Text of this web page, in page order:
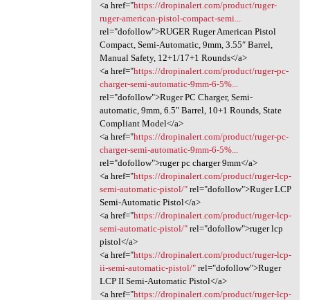
<a href="https://dropinalert.com/product/ruger-
ruger-american-pistol-compact-semi...
rel="dofollow">RUGER Ruger American Pistol
Compact, Semi-Automatic, 9mm, 3.55″ Barrel,
Manual Safety, 12+1/17+1 Rounds</a>
<a href="https://dropinalert.com/product/ruger-pc-
charger-semi-automatic-9mm-6-5%...
rel="dofollow">Ruger PC Charger, Semi-
automatic, 9mm, 6.5″ Barrel, 10+1 Rounds, State
Compliant Model</a>
<a href="https://dropinalert.com/product/ruger-pc-
charger-semi-automatic-9mm-6-5%...
rel="dofollow">ruger pc charger 9mm</a>
<a href="https://dropinalert.com/product/ruger-lcp-
semi-automatic-pistol/"rel="dofollow">Ruger LCP
Semi-Automatic Pistol</a>
<a href="https://dropinalert.com/product/ruger-lcp-
semi-automatic-pistol/"rel="dofollow">ruger lcp
pistol</a>
<a href="https://dropinalert.com/product/ruger-lcp-
ii-semi-automatic-pistol/"rel="dofollow">Ruger
LCP II Semi-Automatic Pistol</a>
<a href="https://dropinalert.com/product/ruger-lcp-